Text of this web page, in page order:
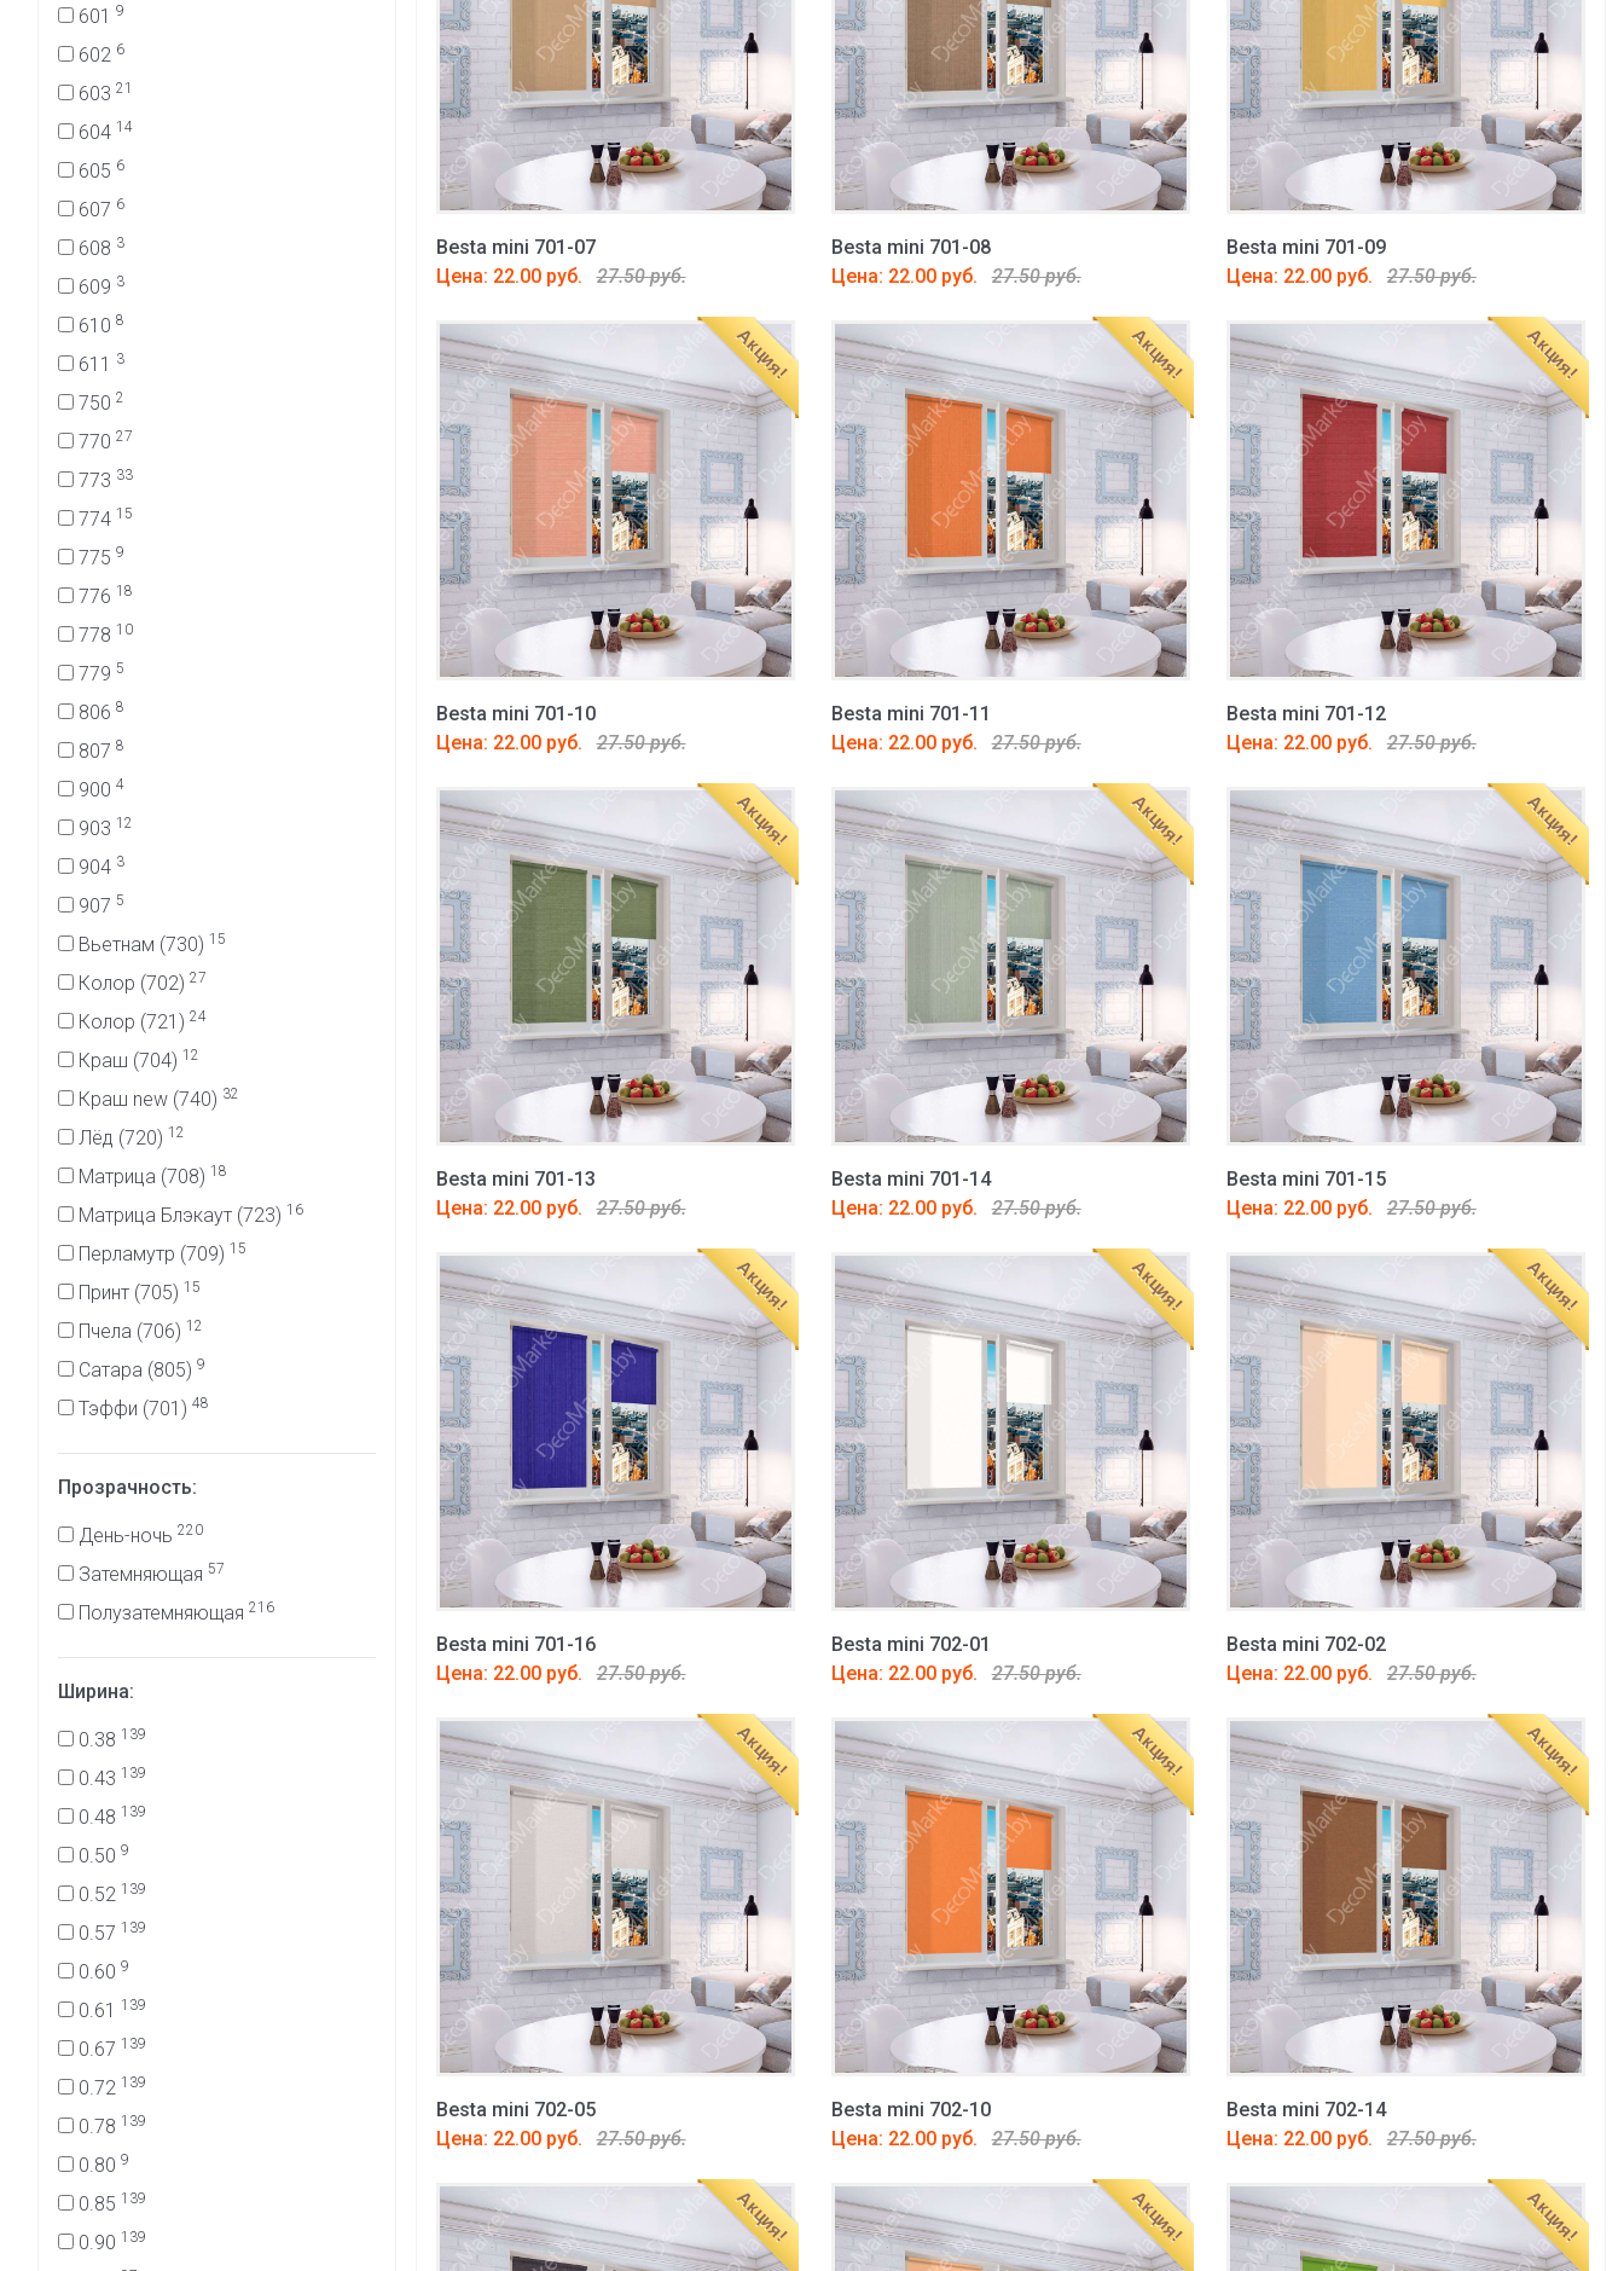
601 9
602 6
603 21
604 14
605 6
607 6
608 3
609 3
610 8
611 3
750 2
770 27
773 33
774 15
775 9
776 18
778 10
779 5
806 8
807 8
900 4
903 12
904 3
907 5
Вьетнам (730) 15
Колор (702) 27
Колор (721) 24
Краш (704) 12
Краш new (740) 32
Лёд (720) 12
Матрица (708) 18
Матрица Блэкаут (723) 16
Перламутр (709) 15
Принт (705) 15
Пчела (706) 12
Сатара (805) 9
Тэффи (701) 48
Прозрачность:
День-ночь 220
Затемняющая 57
Полузатемняющая 216
Ширина:
0.38 139
0.43 139
0.48 139
0.50 9
0.52 139
0.57 139
0.60 9
0.61 139
0.67 139
0.72 139
0.78 139
0.80 9
0.85 139
0.90 139
Besta mini 701-07
Цена: 22.00 руб.
27.50 руб.
Besta mini 701-08
Цена: 22.00 руб.
27.50 руб.
Besta mini 701-09
Цена: 22.00 руб.
27.50 руб.
Акция!
Besta mini 701-10
Цена: 22.00 руб.
27.50 руб.
Акция!
Besta mini 701-11
Цена: 22.00 руб.
27.50 руб.
Акция!
Besta mini 701-12
Цена: 22.00 руб.
27.50 руб.
Акция!
Besta mini 701-13
Цена: 22.00 руб.
27.50 руб.
Акция!
Besta mini 701-14
Цена: 22.00 руб.
27.50 руб.
Акция!
Besta mini 701-15
Цена: 22.00 руб.
27.50 руб.
Акция!
Besta mini 701-16
Цена: 22.00 руб.
27.50 руб.
Акция!
Besta mini 702-01
Цена: 22.00 руб.
27.50 руб.
Акция!
Besta mini 702-02
Цена: 22.00 руб.
27.50 руб.
Акция!
Besta mini 702-05
Цена: 22.00 руб.
27.50 руб.
Акция!
Besta mini 702-10
Цена: 22.00 руб.
27.50 руб.
Акция!
Besta mini 702-14
Цена: 22.00 руб.
27.50 руб.
Акция! Акция! Акция!